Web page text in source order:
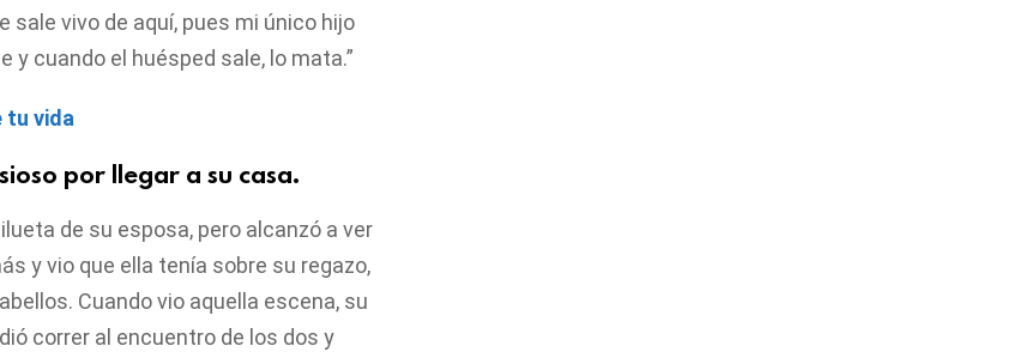
sale vivo de aquí, pues mi único hijo
cuando el huésped sale, lo mata.”
tu vida
por llegar a su casa.
de su esposa, pero alcanzó a ver
y vio que ella tenía sobre su regazo,
Cuando vio aquella escena, su
correr al encuentro de los dos y